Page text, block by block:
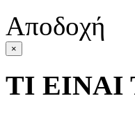
Αποδοχή
×
ΤΙ ΕΙΝΑΙ